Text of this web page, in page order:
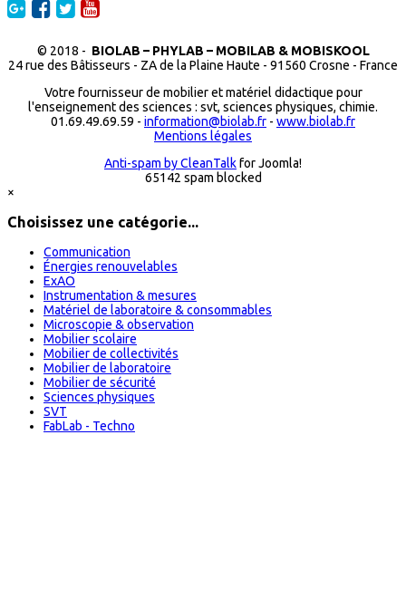
© 2018 - BIOLAB – PHYLAB – MOBILAB & MOBISKOOL
24 rue des Bâtisseurs - ZA de la Plaine Haute - 91560 Crosne - France
Votre fournisseur de mobilier et matériel didactique pour
l'enseignement des sciences : svt, sciences physiques, chimie.
01.69.49.69.59 - information@biolab.fr - www.biolab.fr
Mentions légales
Anti-spam by CleanTalkfor Joomla!
65142 spam blocked
×
Choisissez une catégorie...
Communication
Énergies renouvelables
ExAO
Instrumentation & mesures
Matériel de laboratoire & consommables
Microscopie & observation
Mobilier scolaire
Mobilier de collectivités
Mobilier de laboratoire
Mobilier de sécurité
Sciences physiques
SVT
FabLab - Techno